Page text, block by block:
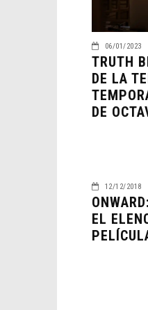
06/01/2023
TRUTH
DE LA
DE
12/12/2018
EL